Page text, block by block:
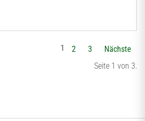
Seite 1 von 3.
1 2 3 Nächste